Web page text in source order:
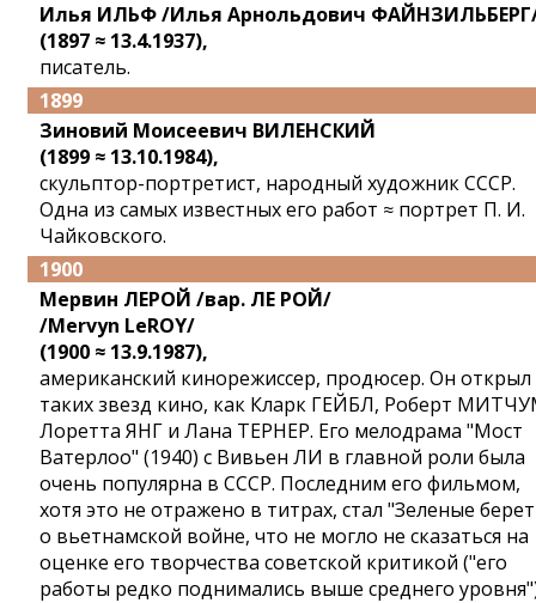
Илья ИЛЬФ /Илья Арнольдович
(1897 ≈ 13.4.1937),
писатель.
1899
Зиновий Моисеевич ВИЛЕНСКИЙ
(1899 ≈ 13.10.1984),
скульптор-портретист, народный художник СССР.
Одна из самых известных его работ ≈ портрет П. И.
Чайковского.
1900
Мервин ЛЕРОЙ /вар. ЛЕ РОЙ/
/Mervyn LeROY/
(1900 ≈ 13.9.1987),
американский кинорежиссер, продюсер. Он открыл
таких звезд кино, как Кларк ГЕЙБЛ, Роберт
Лоретта ЯНГ и Лана ТЕРНЕР. Его мелодрама "Мост
Ватерлоо" (1940) с Вивьен ЛИ в главной роли была
очень популярна в СССР. Последним его фильмом,
хотя это не отражено в титрах, стал "Зеленые
о вьетнамской войне, что не могло не сказаться на
оценке его творчества советской критикой ("его
работы редко поднимались выше среднего